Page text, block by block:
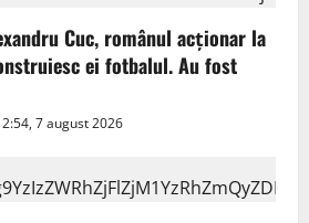
Cuc, românul acționar la
ei fotbalul. Au fost
2:54, 7 august 2026